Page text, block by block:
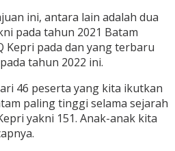
ini, antara lain adalah dua
pada tahun 2021 Batam
Kepri pada dan yang terbaru
tahun 2022 ini.
46 peserta yang kita ikutkan
paling tinggi selama sejarah
yakni 151. Anak-anak kita